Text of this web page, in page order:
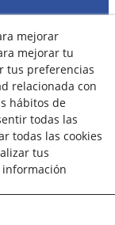
mejorar
mejorar tu
tus preferencias
relacionada con
hábitos de
todas las
todas las cookies
tus
información